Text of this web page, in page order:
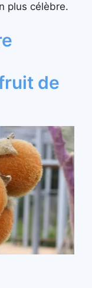
plus célèbre.
de